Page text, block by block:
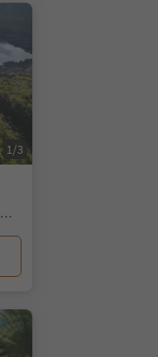
1/3
Caldaro Campi al lago/Kalterer Klughammer, Vadena/Pfatten, Bolzano/Bozen and environs